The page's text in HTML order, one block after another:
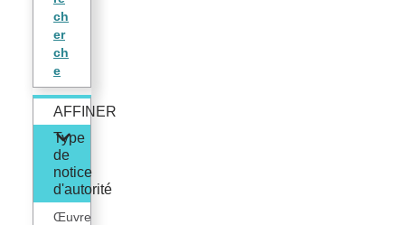
ch
er
ch
e
AFFINER
Type
de
notice
d'autorité
Œuvre